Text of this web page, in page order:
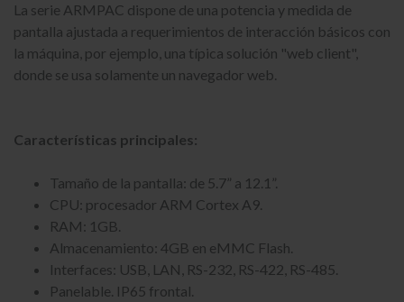
La serie ARMPAC dispone de una potencia y medida de
pantalla ajustada a requerimientos de interacción básicos con
la máquina, por ejemplo, una típica solución "web client",
donde se usa solamente un navegador web.
Características principales:
Tamaño de la pantalla: de 5.7” a 12.1”.
CPU: procesador ARM Cortex A9.
RAM: 1GB.
Almacenamiento: 4GB en eMMC Flash.
Interfaces: USB, LAN, RS-232, RS-422, RS-485.
Panelable. IP65 frontal.